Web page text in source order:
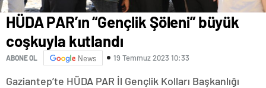
HÜDA PAR’ın “Gençlik Şöleni” büyük
coşkuyla kutlandı
ABONE OL News 19 Temmuz 2023 10:33
Gaziantep’te HÜDA PAR İl Gençlik Kolları Başkanlığı